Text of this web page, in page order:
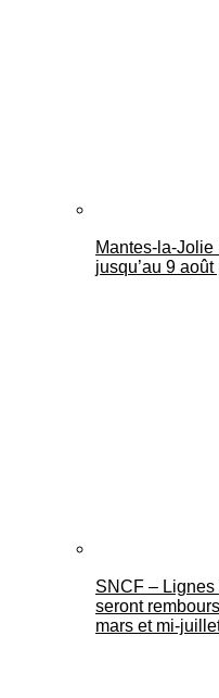
Mantes-la-
jusqu’au 9
SNCF – Lignes
seront
mars et mi-